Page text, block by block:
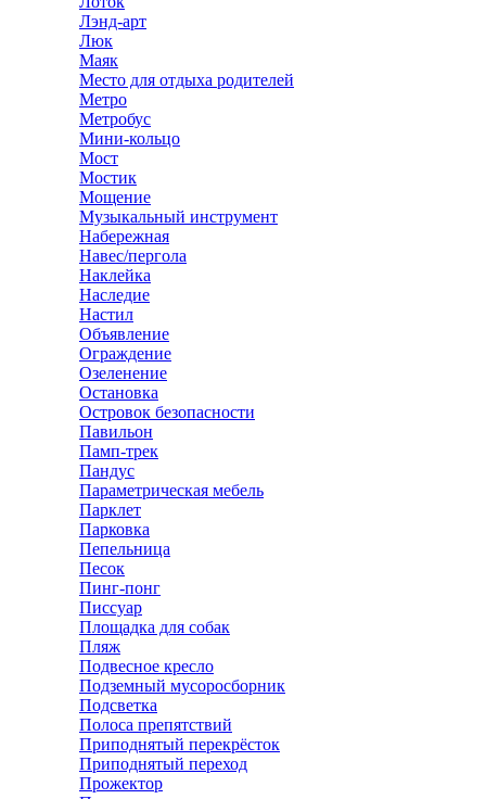
Лэнд-арт
Люк
Маяк
Место для отдыха родителей
Метро
Метробус
Мини-кольцо
Мост
Мостик
Мощение
Музыкальный инструмент
Набережная
Навес/пергола
Наклейка
Наследие
Настил
Объявление
Ограждение
Озеленение
Остановка
Островок безопасности
Павильон
Памп-трек
Пандус
Параметрическая мебель
Парклет
Парковка
Пепельница
Песок
Пинг-понг
Писсуар
Площадка для собак
Пляж
Подвесное кресло
Подземный мусоросборник
Подсветка
Полоса препятствий
Приподнятый перекрёсток
Приподнятый переход
Прожектор